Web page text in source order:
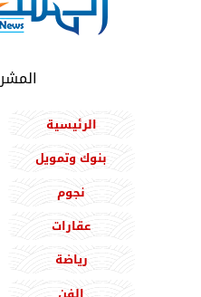
الرئيسية
بنوك وتمويل
نجوم
عقارات
رياضة